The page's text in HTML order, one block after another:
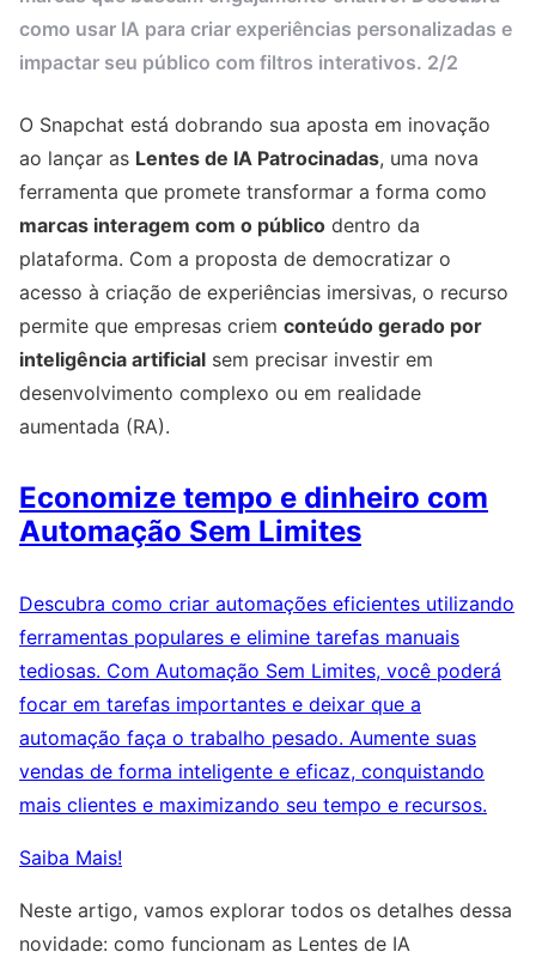
como usar IA para criar experiências personalizadas e
impactar seu público com filtros interativos. 2/2
O Snapchat está dobrando sua aposta em inovação
ao lançar as Lentes de IA Patrocinadas, uma nova
ferramenta que promete transformar a forma como
marcas interagem com o público dentro da
plataforma. Com a proposta de democratizar o
acesso à criação de experiências imersivas, o recurso
permite que empresas criem conteúdo gerado por
inteligência artificial sem precisar investir em
desenvolvimento complexo ou em realidade
aumentada (RA).
Economize tempo e dinheiro com
Automação Sem Limites
Descubra como criar automações eficientes utilizando
ferramentas populares e elimine tarefas manuais
tediosas. Com Automação Sem Limites, você poderá
focar em tarefas importantes e deixar que a
automação faça o trabalho pesado. Aumente suas
vendas de forma inteligente e eficaz, conquistando
mais clientes e maximizando seu tempo e recursos.
Saiba Mais!
Neste artigo, vamos explorar todos os detalhes dessa
novidade: como funcionam as Lentes de IA